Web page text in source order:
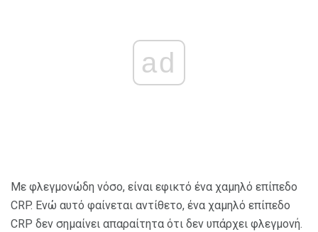
ad
Με φλεγμονώδη νόσο, είναι εφικτό ένα χαμηλό επίπεδο
CRP. Ενώ αυτό φαίνεται αντίθετο, ένα χαμηλό επίπεδο
CRP δεν σημαίνει απαραίτητα ότι δεν υπάρχει φλεγμονή.